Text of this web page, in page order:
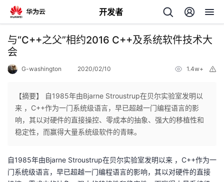
开发者
返
回
个
主
的
与“C++之父”相约2016 C++及系统软件技术大
会
G-washington 2020/02/10 1.4w+
【摘要】 自1985年由Bjarne Stroustrup在贝尔实验室发明以
来 ，C++作为一门系统级语言，早已超越一门编程语言的影
响，其以对硬件的直接操控、零成本的抽象、强大的移植性和
稳定性，而赢得大量系统级软件的青睐。
自1985年由Bjarne Stroustrup在贝尔实验室发明以来 ，C++作为一
门系统级语言，早已超越一门编程语言的影响，其以对硬件的直接